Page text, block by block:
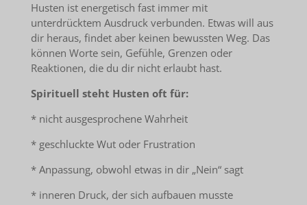
Husten ist energetisch fast immer mit
unterdrücktem Ausdruck verbunden. Etwas will aus
dir heraus, findet aber keinen bewussten Weg. Das
können Worte sein, Gefühle, Grenzen oder
Reaktionen, die du dir nicht erlaubt hast.
Spirituell steht Husten oft für:
* nicht ausgesprochene Wahrheit
* geschluckte Wut oder Frustration
* Anpassung, obwohl etwas in dir „Nein“ sagt
* inneren Druck, der sich aufbauen musste